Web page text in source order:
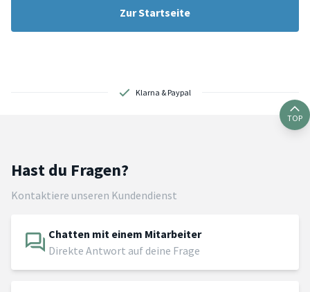
Zur Startseite
Klarna & Paypal
TOP
Hast du Fragen?
Kontaktiere unseren Kundendienst
Chatten mit einem Mitarbeiter
Direkte Antwort auf deine Frage